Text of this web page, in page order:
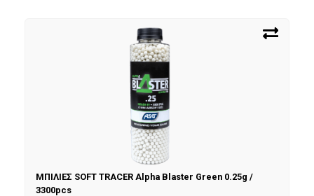
ΜΠΙΛΙΕΣ SOFT TRACER Alpha Blaster Green 0.25g /
3300pcs